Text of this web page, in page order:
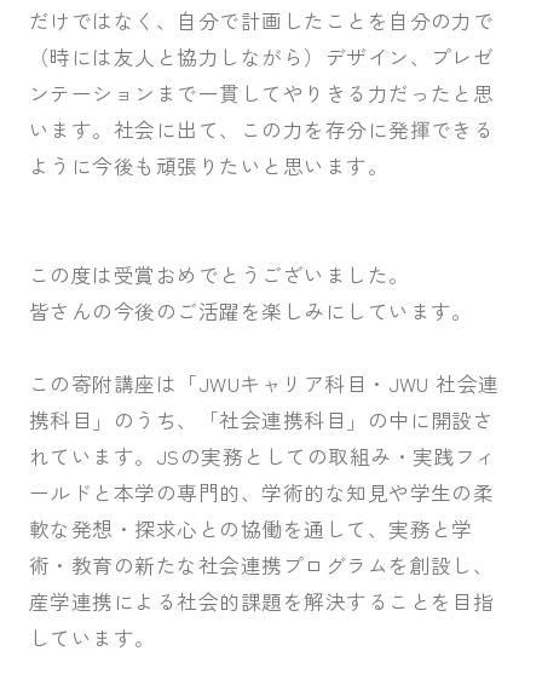
だけではなく、自分で計画したことを自分の力で
（時には友人と協力しながら）デザイン、プレゼ
ンテーションまで一貫してやりきる力だったと思
います。社会に出て、この力を存分に発揮できる
ように今後も頑張りたいと思います。
この度は受賞おめでとうございました。
皆さんの今後のご活躍を楽しみにしています。
この寄附講座は「JWUキャリア科目・JWU 社会連
携科目」のうち、「社会連携科目」の中に開設さ
れています。JSの実務としての取組み・実践フィ
ールドと本学の専門的、学術的な知見や学生の柔
軟な発想・探求心との協働を通して、実務と学
術・教育の新たな社会連携プログラムを創設し、
産学連携による社会的課題を解決することを目指
しています。